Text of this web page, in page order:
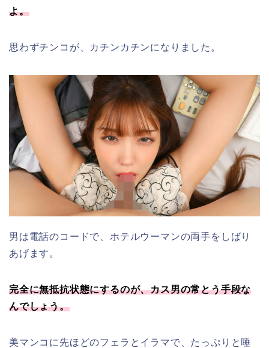
よ。
思わずチンコが、カチンカチンになりました。
男は電話のコードで、ホテルウーマンの両手をしばり
あげます。
完全に無抵抗状態にするのが、カス男の常とう手段な
んでしょう。
美マンコに先ほどのフェラとイラマで、たっぷりと唾